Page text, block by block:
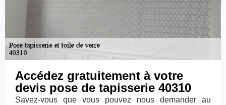
Accédez gratuitement à votre
devis pose de tapisserie 40310
Savez-vous que vous pouvez nous demander au